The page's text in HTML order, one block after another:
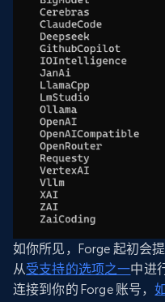
如你所见，Forge 起初会
从受支持的选项之一中进
连接到你的 Forge 账号，